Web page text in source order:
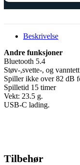
Beskrivelse
Andre funksjoner
Bluetooth 5.4
Støv-,svette-, og
Spiller ikke over 82 dB
Spilletid 15 timer
Vekt: 23.5 g.
USB-C lading.
Tilbehør